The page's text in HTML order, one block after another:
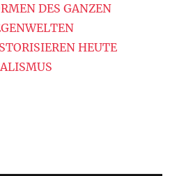
DES GANZEN
HEUTE